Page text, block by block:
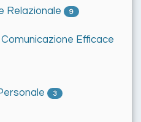
Relazionale 9
Efficace
3